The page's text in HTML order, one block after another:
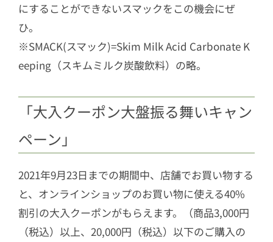
にすることができないスマックをこの機会にぜ
ひ。
※SMACK(スマック)=Skim Milk Acid Carbonate K
eeping（スキムミルク炭酸飲料）の略。
「大入クーポン大盤振る舞いキャン
ペーン」
2021年9月23日までの期間中、店舗でお買い物する
と、オンラインショップのお買い物に使える40%
割引の大入クーポンがもらえます。（商品3,000円
（税込）以上、20,000円（税込）以下のご購入の